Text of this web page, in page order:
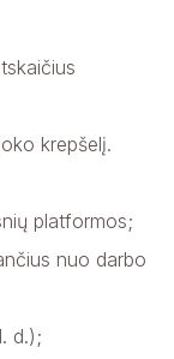
krepšelį.
platformos;
nuo darbo
d.);